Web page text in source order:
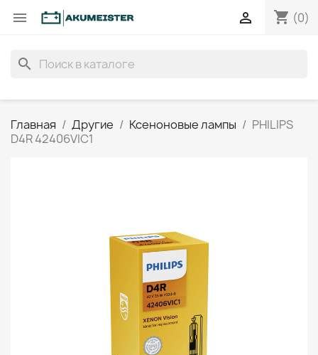
 shopping_cart (0)

search
Главная Другие Ксеноновые лампы
PHILIPS
D4R 42406VIC1